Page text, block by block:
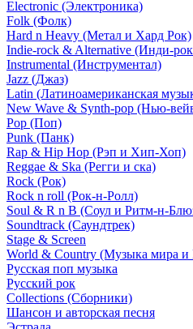
Electronic (Электроника)
Folk (Фолк)
Hard n Heavy (Метал и Хард Рок)
Indie-rock & Alternative (Инди-
Instrumental (Инструментал)
Jazz (Джаз)
Latin (Латиноамериканская
New Wave & Synth-pop (Нью-
Pop (Поп)
Punk (Панк)
Rap & Hip Hop (Рэп и Хип-Хоп)
Reggae & Ska (Регги и ска)
Rock (Рок)
Rock n roll (Рок-н-Ролл)
Soul & R n B (Соул и Ритм-н-
Soundtrack (Саундтрек)
Stage & Screen
World & Country (Музыка мира и
Русская поп музыка
Русский рок
Сollections (Сборники)
Шансон и авторская песня